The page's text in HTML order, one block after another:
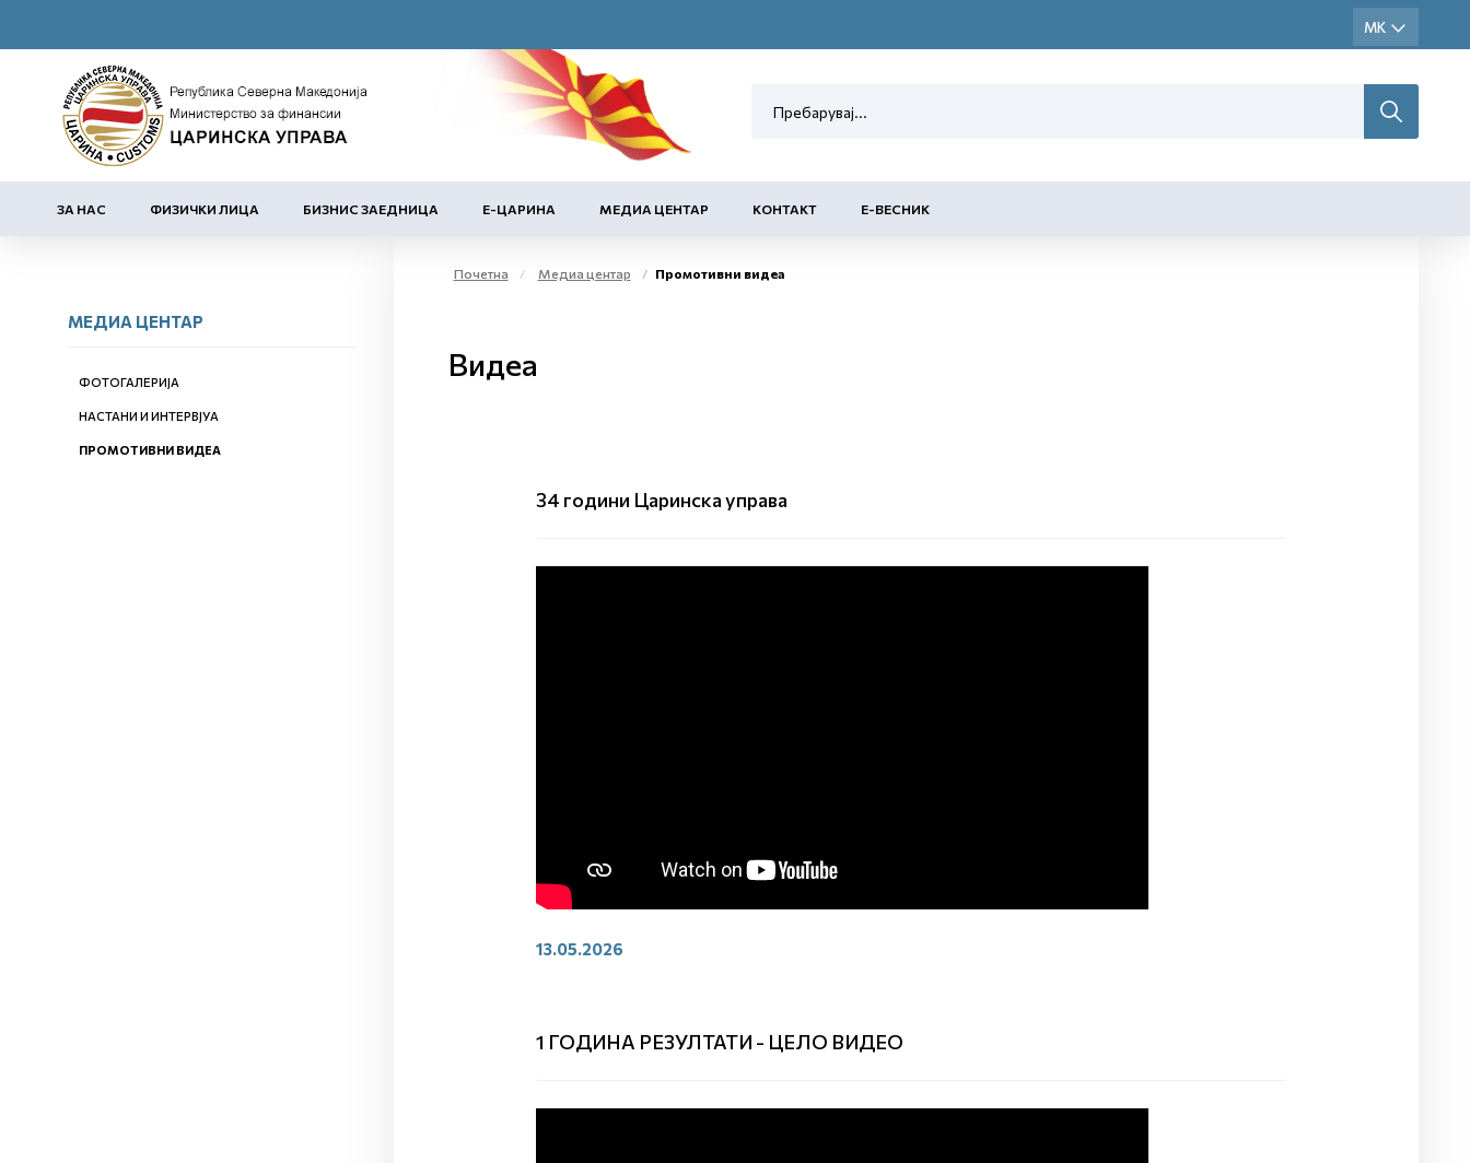
ЗА НАС ФИЗИЧКИ ЛИЦА БИЗНИС ЗАЕДНИЦА Е-ЦАРИНА МЕДИА ЦЕНТАР КОНТАКТ Е-ВЕСНИК
МЕДИА ЦЕНТАР
ФОТОГАЛЕРИЈА
НАСТАНИ И ИНТЕРВЈУА
ПРОМОТИВНИ ВИДЕА
Почетна Медиа центар Промотивни видеа
Видеа
34 години Царинска управа
13.05.2026
1 ГОДИНА РЕЗУЛТАТИ - ЦЕЛО ВИДЕО